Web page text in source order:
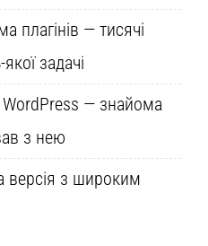
плагінів — тисячі
задачі
— знайома
з нею
версія з широким